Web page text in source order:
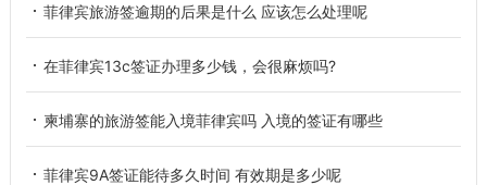
菲律宾旅游签逾期的后果是什么 应该怎么处理呢
在菲律宾13c签证办理多少钱，会很麻烦吗?
柬埔寨的旅游签能入境菲律宾吗 入境的签证有哪些
菲律宾9A签证能待多久时间 有效期是多少呢